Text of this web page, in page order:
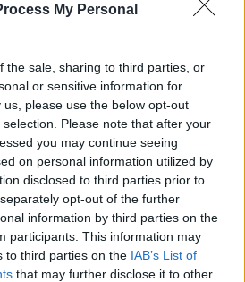
My Personal
the sale, sharing to third parties, or
or sensitive information for
please use the below opt-out
Please note that after your
you may continue seeing
on personal information utilized by
disclosed to third parties prior to
opt-out of the further
information by third parties on the
participants. This information may
to third parties on the IAB’s List of
that may further disclose it to other
Τζόλη με τρομερό γκολ
Πώς αμείβονται όσοι θα
μέσα από τα μάτια της